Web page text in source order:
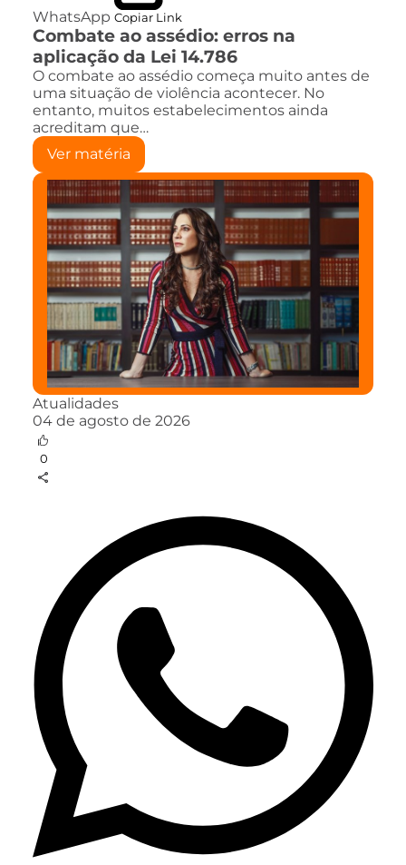
WhatsApp Copiar Link
Combate ao assédio: erros na
aplicação da Lei 14.786
O combate ao assédio começa muito antes de
uma situação de violência acontecer. No
entanto, muitos estabelecimentos ainda
acreditam que…
Ver matéria
Atualidades
04 de agosto de 2026
0